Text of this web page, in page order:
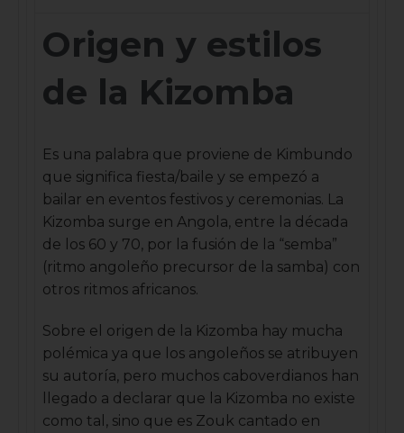
Origen y estilos
de la Kizomba
Es una palabra que proviene de Kimbundo
que significa fiesta/baile y se empezó a
bailar en eventos festivos y ceremonias. La
Kizomba surge en Angola, entre la década
de los 60 y 70, por la fusión de la “semba”
(ritmo angoleño precursor de la samba) con
otros ritmos africanos.
Sobre el origen de la Kizomba hay mucha
polémica ya que los angoleños se atribuyen
su autoría, pero muchos caboverdianos han
llegado a declarar que la Kizomba no existe
como tal, sino que es Zouk cantado en